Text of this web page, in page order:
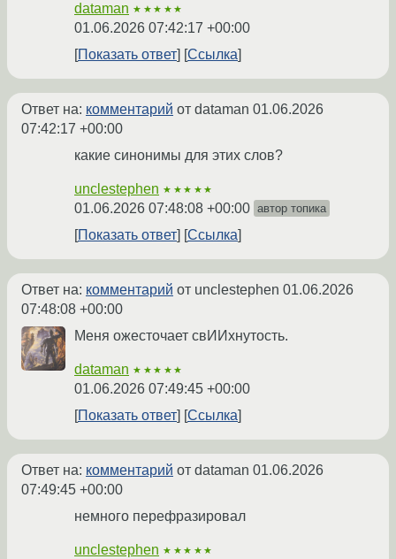
dataman ★★★★★
01.06.2026 07:42:17 +00:00
Показать ответ
Ссылка
Ответ на: комментарий от dataman 01.06.2026
07:42:17 +00:00
какие синонимы для этих слов?
unclestephen ★★★★★
01.06.2026 07:48:08 +00:00 автор топика
Показать ответ Ссылка
Ответ на: комментарий от unclestephen 01.06.2026
07:48:08 +00:00
Меня ожесточает свИИхнутость.
dataman ★★★★★
01.06.2026 07:49:45 +00:00
Показать ответ
Ссылка
Ответ на: комментарий от dataman 01.06.2026
07:49:45 +00:00
немного перефразировал
unclestephen ★★★★★